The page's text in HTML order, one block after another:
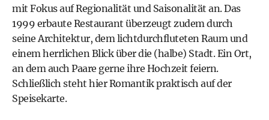
mit Fokus auf Regionalität und Saisonalität an. Das
1999 erbaute Restaurant überzeugt zudem durch
seine Architektur, dem lichtdurchfluteten Raum und
einem herrlichen Blick über die (halbe) Stadt. Ein Ort,
an dem auch Paare gerne ihre Hochzeit feiern.
Schließlich steht hier Romantik praktisch auf der
Speisekarte.